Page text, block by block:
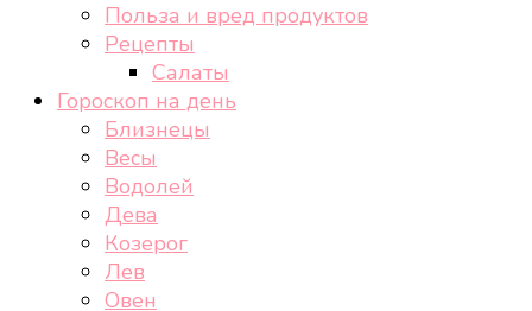
Польза и вред продуктов
Рецепты
Салаты
Гороскоп на день
Близнецы
Весы
Водолей
Дева
Козерог
Лев
Овен